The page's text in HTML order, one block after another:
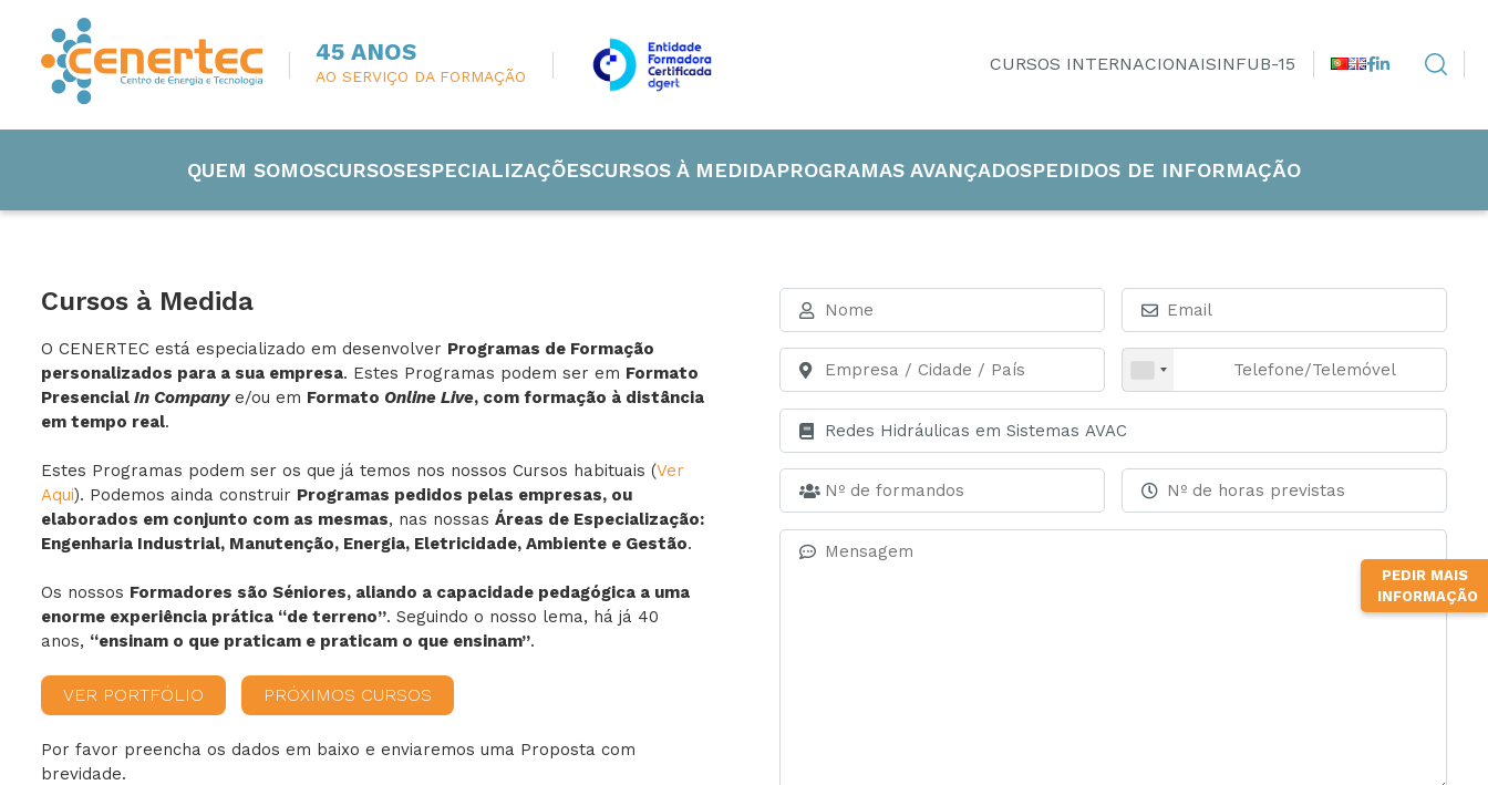
45 ANOS
AO SERVIÇO DA FORMAÇÃO
CURSOS INTERNACIONAISINFUB-15
QUEM SOMOSCURSOS
Engenharia Industrial
Manutenção
Ambiente
Gestão
ESPECIALIZAÇÕESCURSOS À MEDIDAPROGRAMAS AVANÇADOSPEDIDOS DE INFORMAÇÃO
PEDIR MAIS
INFORMAÇÃO
Cursos à Medida
O CENERTEC está especializado em desenvolver Programas de Formação
personalizados para a sua empresa. Estes Programas podem ser em Formato
Presencial In Companye/ou em Formato Online Live, com formação à distância
em tempo real.
Estes Programas podem ser os que já temos nos nossos Cursos habituais (Ver
Aqui). Podemos ainda construir Programas pedidos pelas empresas, ou
elaborados em conjunto com as mesmas, nas nossas Áreas de Especialização:
Engenharia Industrial, Manutenção, Energia, Eletricidade, Ambiente e Gestão.
Os nossos Formadores são Séniores, aliando a capacidade pedagógica a uma
enorme experiência prática “de terreno”. Seguindo o nosso lema, há já 40
anos, “ensinam o que praticam e praticam o que ensinam”.
VER PORTFÓLIO PRÓXIMOS CURSOS
Por favor preencha os dados em baixo e enviaremos uma Proposta com
brevidade.